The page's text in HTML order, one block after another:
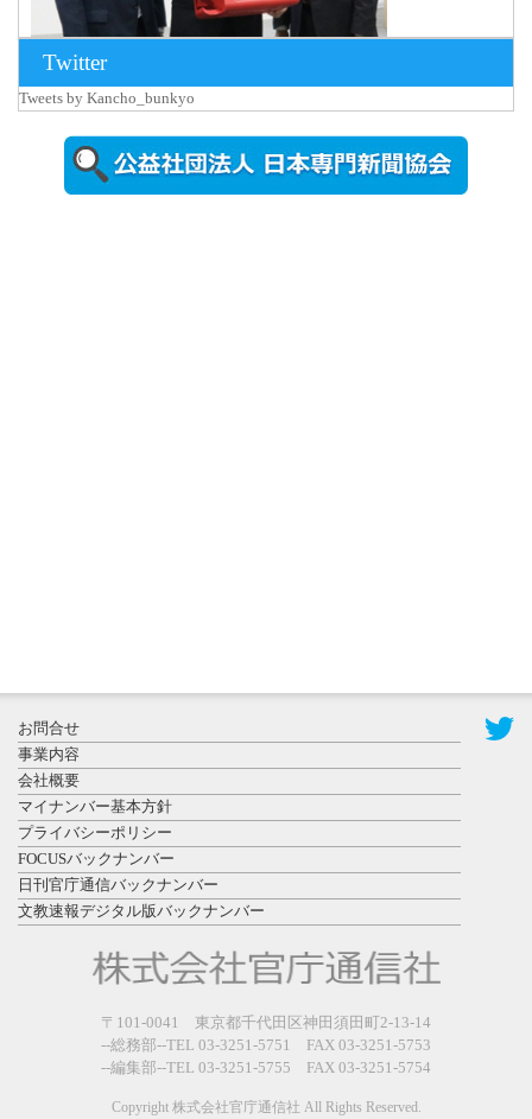
2026年8月5日
更新
農工大で大
登録有形文
化財となっ
た東北大植
物園八...
日更新
県警等と大
規模災害時
Twitter
Tweets by Kancho_bunkyo
お問合せ
事業内容
会社概要
マイナンバー基本方針
プライバシーポリシー
FOCUSバックナンバー
日刊官庁通信バックナンバー
文教速報デジタル版バックナンバー
〒101-0041 東京都千代田区神田須田町2-13-14
--総務部--TEL 03-3251-5751 FAX 03-3251-5753
--編集部--TEL 03-3251-5755 FAX 03-3251-5754
Copyright 株式会社官庁通信社 All Rights Reserved.